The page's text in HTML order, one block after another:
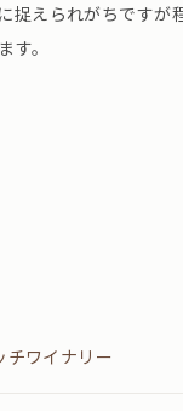
捉えられがちですが
。
チワイナリー